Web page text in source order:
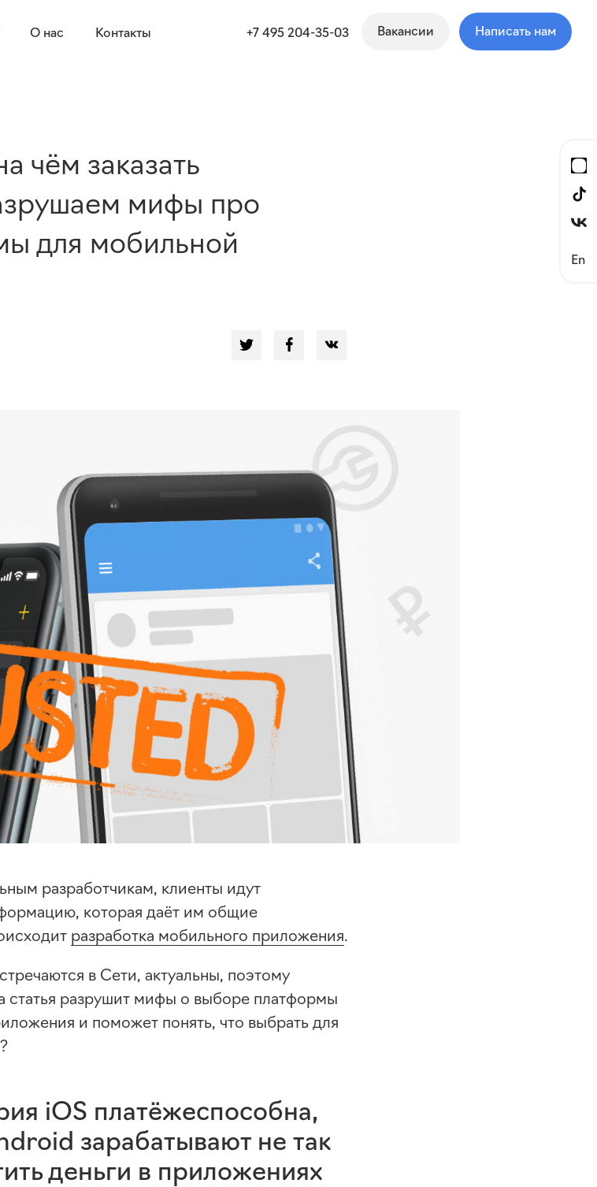
О нас Контакты +7 495 204-35-03 Вакансии Написать нам
En
чём заказать
мифы про
для мобильной
разработчикам, клиенты идут
которая даёт им общие
разработка мобильного приложения.
в Сети, актуальны, поэтому
статья разрушит мифы о выборе платформы
и поможет понять, что выбрать для
iOS платёжеспособна,
зарабатывают не так
деньги в приложениях